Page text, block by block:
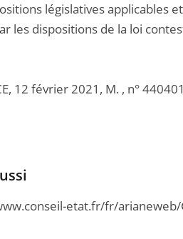
législatives applicables
les dispositions de la loi
12 février 2021, M. , n°
etat.fr/fr/